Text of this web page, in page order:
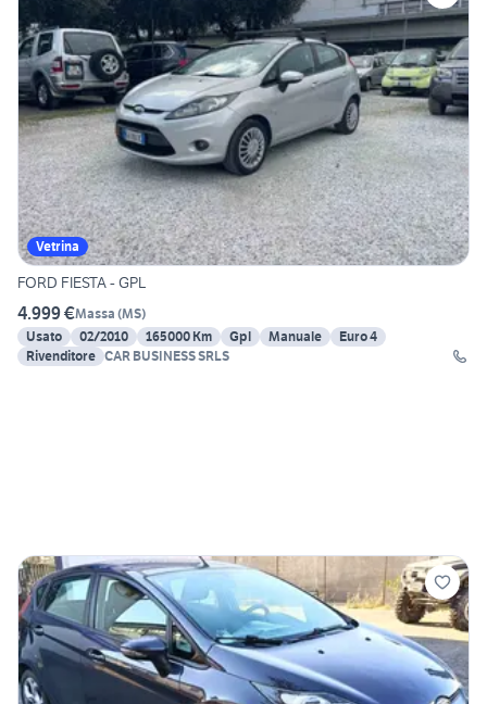
Vetrina
FORD FIESTA - GPL
4.999 €Massa (MS)
Usato
02/2010 165000 Km Gpl Manuale
Euro 4
Rivenditore CAR BUSINESS SRLS